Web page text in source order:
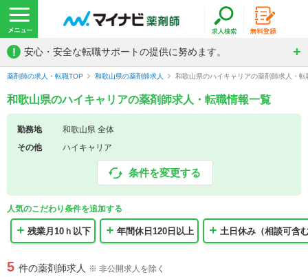
! 安心・安全な転職サポートの提供に努めます。
薬剤師の求人・転職TOP 和歌山県の薬剤師求人 和歌山県のハイキャリアの薬剤師求人・転
和歌山県のハイキャリアの薬剤師求人・転職情報一覧
勤務地
和歌山県 全体
その他
ハイキャリア
条件を変更する
人気のこだわり条件を追加する
残業月10ｈ以下 年間休日120日以上 土日休み（相談可含
5 件の薬剤師求人 ※ 非公開求人を除く